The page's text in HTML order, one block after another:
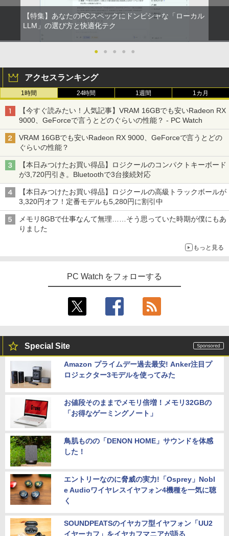
￥1,964
Xiaomi シャオミ REDMI Buds 8 Lite ワイヤ
レスイヤホン Bluetooth 5.4 ノイズキャンセ
￥3,480
BUGS LIFE
￥250
【Amazon.co.jp限定】 伊藤園 磨かれて、澄
みきった日本の水 2L 8本 ラベルレス [ ケース
] [ 水 ] [ ペットボトル ] [ 箱買い ] [ ストック
] [ 水分補給 ]
スーパーの裏でヤニ吸うふたり 9巻 (デジタル
版ビッグガンガンコミックス)
￥810
【特集】あなたのPCスペックにドンピシャな「ローカル
LLM」の選び方と快適化テク
● ● ● ● ●
アクセスランキング
1時間 24時間 1週間 1カ月
【今すぐ読みたい！人気記事】VRAM 16GBでも安いRadeon RX
9000、GeForceで言うとどのぐらいの性能？ - PC Watch
VRAM 16GBでも安いRadeon RX 9000、GeForceで言うとどの
ぐらいの性能？
【本日みつけたお買い得品】ロジクールのコンパクトキーボード
が3,720円引き。Bluetoothで3台接続対応
【本日みつけたお買い得品】ロジクールの高級トラックボールが
3,320円オフ！定番モデルも5,280円に割引中
メモリ8GBで仕事なんて無理……そう思っていた時期が僕にもあ
りました
もっと見る
PC Watch をフォローする
Special Site
Amazon プライムデー過去最安! Anker注目プ
ロジェクター3モデルを使ってみた
お値段そのままでメモリ倍増！メモリ32GBの
「お得なゲーミングノート」
鳥肌ものの「DENON HOME」サウンドを体感
した！
エントリーなのに脅威の実力!「Osprey」Nobl
e Audioワイヤレスイヤフォン4機種を一気に聴
く
SOUNDPEATSのイヤカフ型イヤフォン「UU2
イヤーカフ」をイヤカフマニアが語る